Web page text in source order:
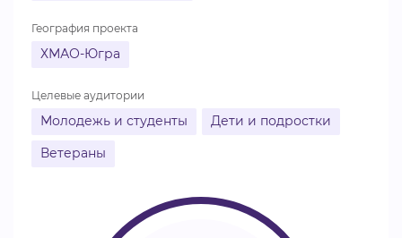
География проекта
ХМАО-Югра
Целевые аудитории
Молодежь и студенты
Дети и подростки
Ветераны